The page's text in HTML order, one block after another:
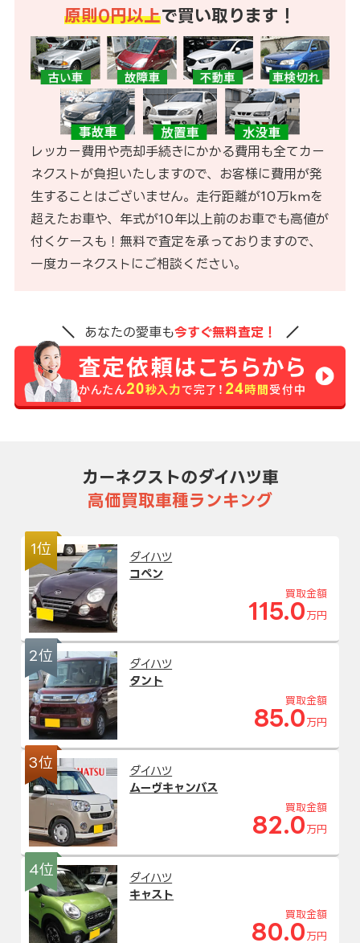
原則0円以上で買い取ります！
レッカー費用や売却手続きにかかる費用も全てカー
ネクストが負担いたしますので、お客様に費用が発
生することはございません。走行距離が10万kmを
超えたお車や、年式が10年以上前のお車でも高値が
付くケースも！無料で査定を承っておりますので、
一度カーネクストにご相談ください。
あなたの愛車も今すぐ無料査定！
カーネクストのダイハツ車
高価買取車種ランキング
1位
ダイハツ
コペン
買取金額
115.0 万円
2位
ダイハツ
タント
買取金額
85.0 万円
3位
ダイハツ
ムーヴキャンバス
買取金額
82.0 万円
4位
ダイハツ
キャスト
買取金額
80.0 万円